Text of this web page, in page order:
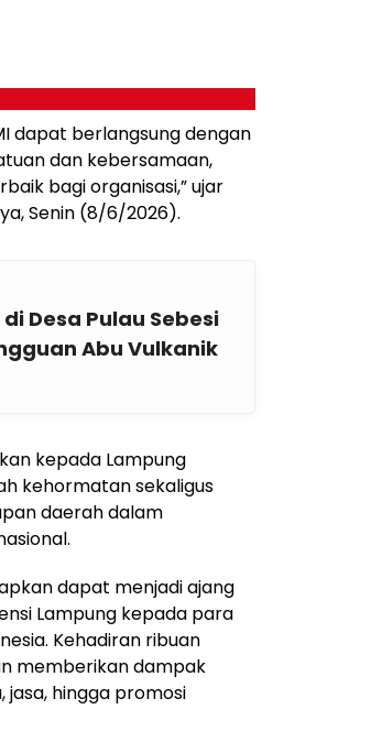
dapat berlangsung dengan
dan kebersamaan,
bagi organisasi,” ujar
Senin (8/6/2026).
Desa Pulau Sebesi
Abu Vulkanik
kepada Lampung
kehormatan sekaligus
daerah dalam
dapat menjadi ajang
Lampung kepada para
Kehadiran ribuan
memberikan dampak
hingga promosi